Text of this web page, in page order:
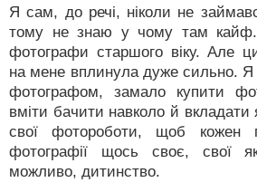
Я сам, до речі, ніколи не
тому не знаю у чому там
фотографи старшого віку. Але
на мене вплинула дуже сильно.
фотографом, замало купити
вміти бачити навколо й вкладати
свої фотороботи, щоб кожен
фотографії щось своє, свої
можливо, дитинство.